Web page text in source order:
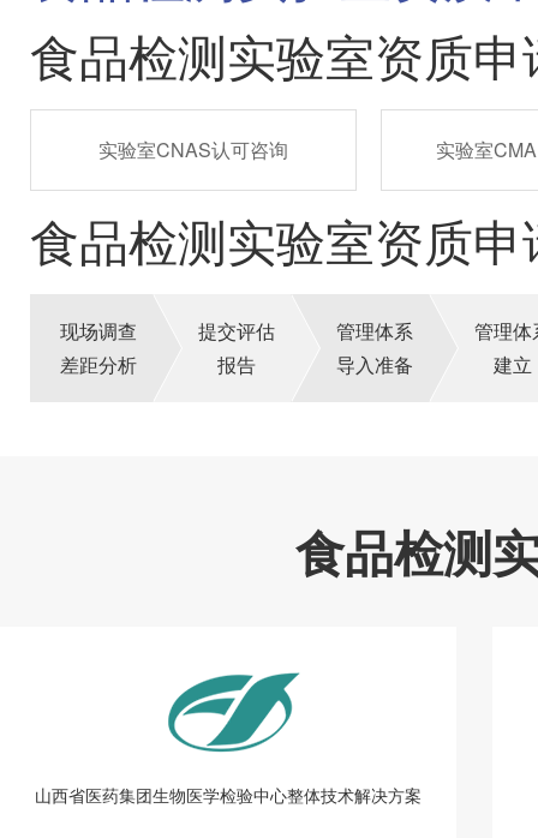
食品检测实验室资质
实验室CNAS认可咨询 实验室
食品检测实验室资质
现场调查
差距分析
提交评估
报告
管理体系
导入准备
管理体
建立
食品检测
山西省医药集团生物医学检验中心整体技术解决方案